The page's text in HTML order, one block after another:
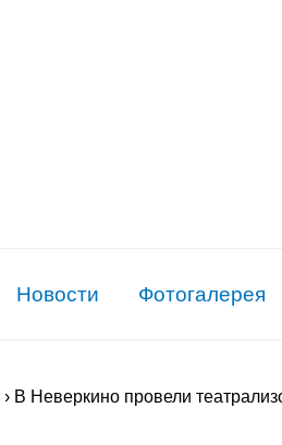
Новости Фотогалерея
› В Неверкино провели